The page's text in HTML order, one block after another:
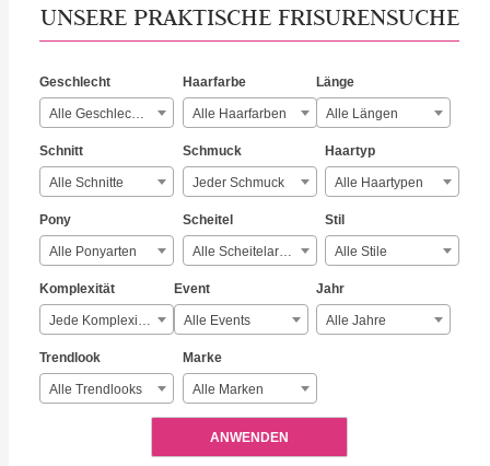
UNSERE PRAKTISCHE FRISURENSUCHE
Geschlecht
Alle Geschlechter
Haarfarbe
Alle Haarfarben
Länge
Alle Längen
Schnitt
Alle Schnitte
Schmuck
Jeder Schmuck
Haartyp
Alle Haartypen
Pony
Alle Ponyarten
Scheitel
Alle Scheitelarten
Stil
Alle Stile
Komplexität
Jede Komplexität
Event
Alle Events
Jahr
Alle Jahre
Trendlook
Alle Trendlooks
Marke
Alle Marken
ANWENDEN